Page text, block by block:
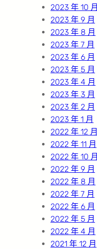
2023 年 10 月
2023 年 9 月
2023 年 8 月
2023 年 7 月
2023 年 6 月
2023 年 5 月
2023 年 4 月
2023 年 3 月
2023 年 2 月
2023 年 1 月
2022 年 12 月
2022 年 11 月
2022 年 10 月
2022 年 9 月
2022 年 8 月
2022 年 7 月
2022 年 6 月
2022 年 5 月
2022 年 4 月
2021 年 12 月